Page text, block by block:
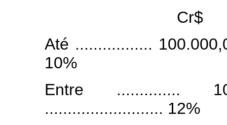
Cr$
Até .................
10%
Entre ..............
.......................... 12%